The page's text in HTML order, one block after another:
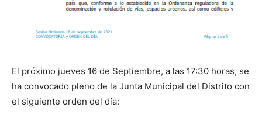
El próximo jueves 16 de Septiembre, a las 17:30 horas, se
ha convocado pleno de la Junta Municipal del Distrito con
el siguiente orden del día: